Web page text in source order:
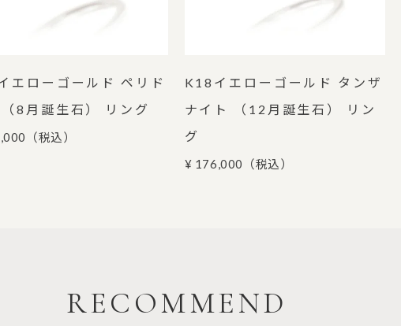
エローゴールド ペリド
8月誕生石） リング
（税込）
K18イエローゴールド タンザ
ナイト （12月誕生石） リン
グ
¥ 176,000 （税込）
RECOMMEND